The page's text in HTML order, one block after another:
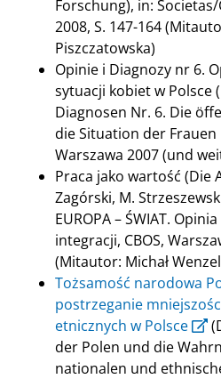
Forschung), in:
2008, S. 147-164
Piszczatowska)
Opinie i Diagnozy nr 6.
sytuacji kobiet w Polsce
Diagnosen Nr. 6. Die
die Situation der Frauen
Warszawa 2007 (und
Praca jako wartość (Die
Zagórski, M.
EUROPA – ŚWIAT.
integracji, CBOS,
(Mitautor: Michał
Tożsamość narodowa
postrzeganie
etnicznych w Polsce
der Polen und die
nationalen und